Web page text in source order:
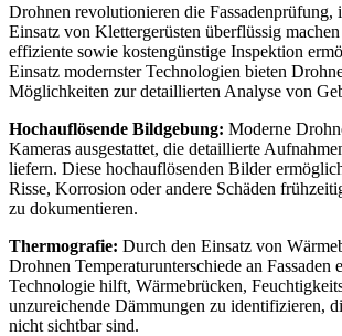
Drohnen revolutionieren die Fassadenprüfung,
Einsatz von Klettergerüsten überflüssig
effiziente sowie kostengünstige Inspektion
Einsatz modernster Technologien bieten
Möglichkeiten zur detaillierten Analyse von
Hochauflösende Bildgebung: Moderne
Kameras ausgestattet, die detaillierte
liefern. Diese hochauflösenden Bilder
Risse, Korrosion oder andere Schäden
zu dokumentieren.
Thermografie: Durch den Einsatz von
Drohnen Temperaturunterschiede an Fassaden
Technologie hilft, Wärmebrücken,
unzureichende Dämmungen zu identifizieren,
nicht sichtbar sind.